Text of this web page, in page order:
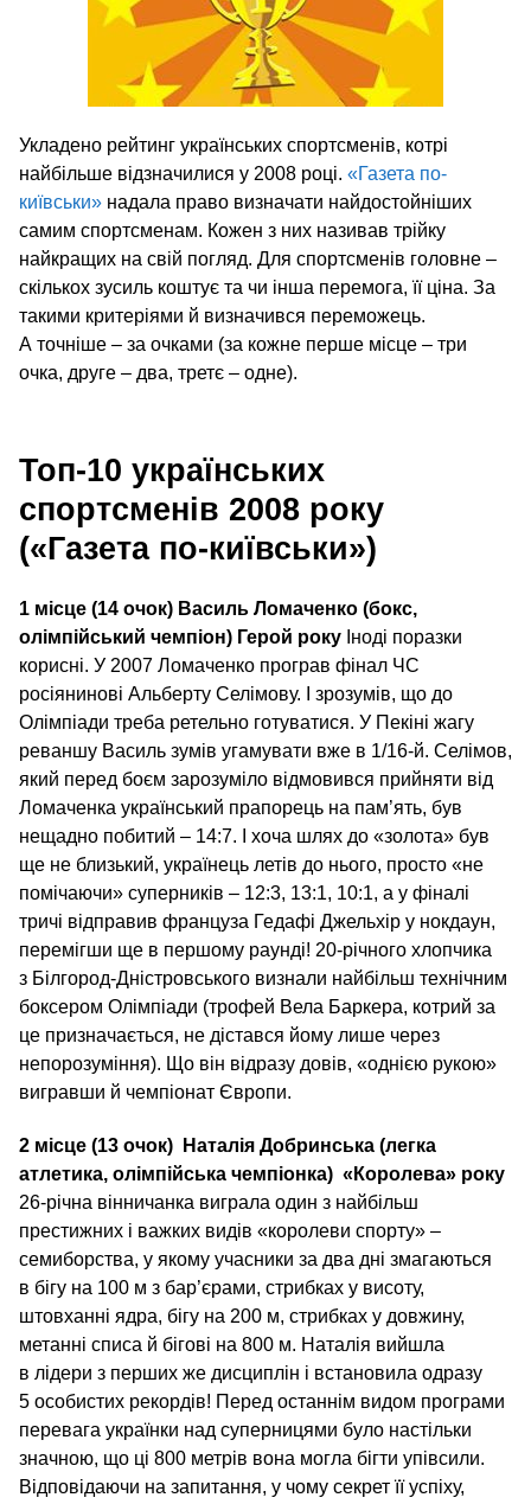
Укладено рейтинг українських спортсменів, котрі
найбільше відзначилися у 2008 році. «Газета по-
київськи» надала право визначати найдостойніших
самим спортсменам. Кожен з них називав трійку
найкращих на свій погляд. Для спортсменів головне –
скількох зусиль коштує та чи інша перемога, її ціна. За
такими критеріями й визначився переможець.
А точніше – за очками (за кожне перше місце – три
очка, друге – два, третє – одне).
Топ-10 українських
спортсменів 2008 року
(«Газета по-київськи»)
1 місце (14 очок) Василь Ломаченко (бокс,
олімпійський чемпіон) Герой року Іноді поразки
корисні. У 2007 Ломаченко програв фінал ЧС
росіянинові Альберту Селімову. І зрозумів, що до
Олімпіади треба ретельно готуватися. У Пекіні жагу
реваншу Василь зумів угамувати вже в 1/​16‑й. Селімов,
який перед боєм зарозуміло відмовився прийняти від
Ломаченка український прапорець на пам’ять, був
нещадно побитий – 14:7. І хоча шлях до «золота» був
ще не близький, українець летів до нього, просто «не
помічаючи» суперників – 12:3, 13:1, 10:1, а у фіналі
тричі відправив француза Гедафі Джельхір у нокдаун,
перемігши ще в першому раунді! 20-річного хлопчика
з Білгород-Дністровського визнали найбільш технічним
боксером Олімпіади (трофей Вела Баркера, котрий за
це призначається, не дістався йому лише через
непорозуміння). Що він відразу довів, «однією рукою»
вигравши й чемпіонат Європи.
2 місце (13 очок)
Наталія Добринська (легка
атлетика, олімпійська чемпіонка) «Королева» року
26-річна вінничанка виграла один з найбільш
престижних і важких видів «королеви спорту» –
семиборства, у якому учасники за два дні змагаються
в бігу на 100 м з бар’єрами, стрибках у висоту,
штовханні ядра, бігу на 200 м, стрибках у довжину,
метанні списа й бігові на 800 м. Наталія вийшла
в лідери з перших же дисциплін і встановила одразу
5 особистих рекордів! Перед останнім видом програми
перевага українки над суперницями було настільки
значною, що ці 800 метрів вона могла бігти упівсили.
Відповідаючи на запитання, у чому секрет її успіху,